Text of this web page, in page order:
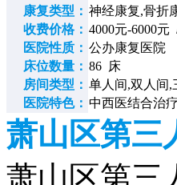
康复类型： 神经康复,骨折
收费价格： 4000元-6000元
医院性质： 公办康复医院
床位数量： 86 床
房间类型： 单人间,双人间,
医院特色： 中西医结合治
萧山区第三
萧山区第三